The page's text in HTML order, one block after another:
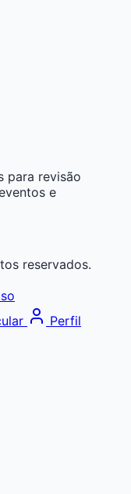
para revisão
e
reservados.
Perfil